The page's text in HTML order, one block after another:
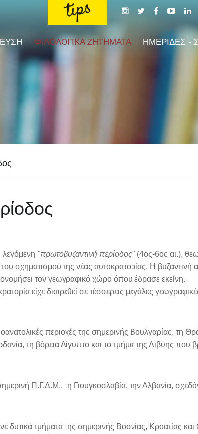
ΦΙΛΟΛΟΓΙΚΑ ΖΗΤΗΜΑΤΑ ΗΜΕΡΙΔΕΣ -
λεγόμενη "πρωτοβυζαντινή περίοδος" (4ος-6ος αι.),
σχηματισμού της νέας αυτοκρατορίας. Η βυζαντινή
τον γεωγραφικό χώρο όπου έδρασε εκείνη.
είχε διαιρεθεί σε τέσσερεις μεγάλες γεωγραφικές
περιοχές της σημερινής Βουλγαρίας, τη
τη βόρεια Αίγυπτο και το τμήμα της Λιβύης που
Π.Γ.Δ.Μ., τη Γιουγκοσλαβία, την Αλβανία,
δυτικά τμήματα της σημερινής Βοσνίας, Κροατίας και